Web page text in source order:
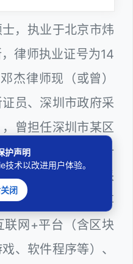
，执业于北京市炜
律师执业证号为14
杰律师现（或曾）
员、深圳市政府采
曾担任深圳市某区
工程定标专家、计
建筑工务、政府采
十分熟悉政府办事
网+平台（含区块
、软件程序等）、
护声明
术以改进用户体验。
闭